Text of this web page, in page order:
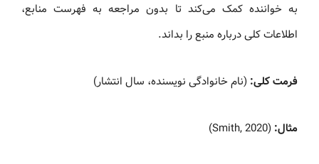
به خواننده کمک می‌کند تا بدون مراجعه به فهرست منابع،
اطلاعات کلی درباره منبع را بداند.
فرمت کلی: (نام خانوادگی نویسنده، سال انتشار)
مثال: (Smith, 2020)